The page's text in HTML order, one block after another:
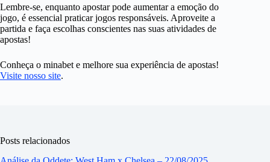
Lembre-se, enquanto apostar pode aumentar a emoção do
jogo, é essencial praticar jogos responsáveis. Aproveite a
partida e faça escolhas conscientes nas suas atividades de
apostas!
Conheça o minabet e melhore sua experiência de apostas!
Visite nosso site.
Posts relacionados